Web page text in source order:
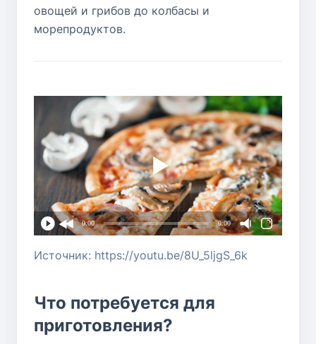
овощей и грибов до колбасы и
морепродуктов.
0:00 0:00
Источник: https://youtu.be/8U_5ljgS_6k
Что потребуется для
приготовления?